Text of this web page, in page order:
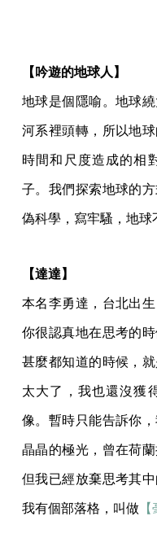
【吟遊的地球人】
地球是個隱喻。地球
河系裡頭轉，所以地
時間和尺度造成的相
子。我們探索地球的
偽科學，寫牢騷，地球
【達達】
本名李勇達，台北出
你很認真地在思考的
甚麼都知道的時候，
太大了，我也還沒獲
像。暫時只能告訴你
晶晶的極光，曾在荷
但我已經放棄思考其
我有個部落格，叫做